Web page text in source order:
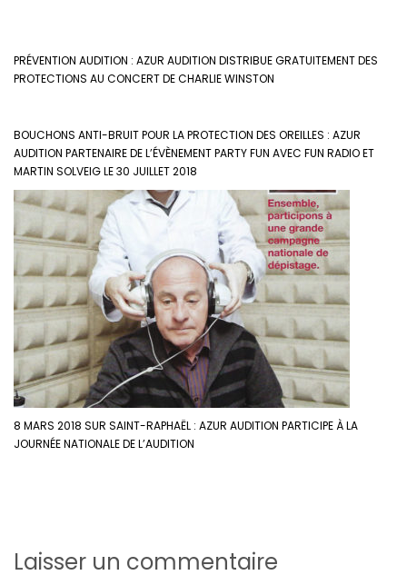
PRÉVENTION AUDITION : AZUR AUDITION DISTRIBUE GRATUITEMENT DES
PROTECTIONS AU CONCERT DE CHARLIE WINSTON
BOUCHONS ANTI-BRUIT POUR LA PROTECTION DES OREILLES : AZUR
AUDITION PARTENAIRE DE L’ÉVÈNEMENT PARTY FUN AVEC FUN RADIO ET
MARTIN SOLVEIG LE 30 JUILLET 2018
8 MARS 2018 SUR SAINT-RAPHAËL : AZUR AUDITION PARTICIPE À LA
JOURNÉE NATIONALE DE L’AUDITION
Laisser un commentaire